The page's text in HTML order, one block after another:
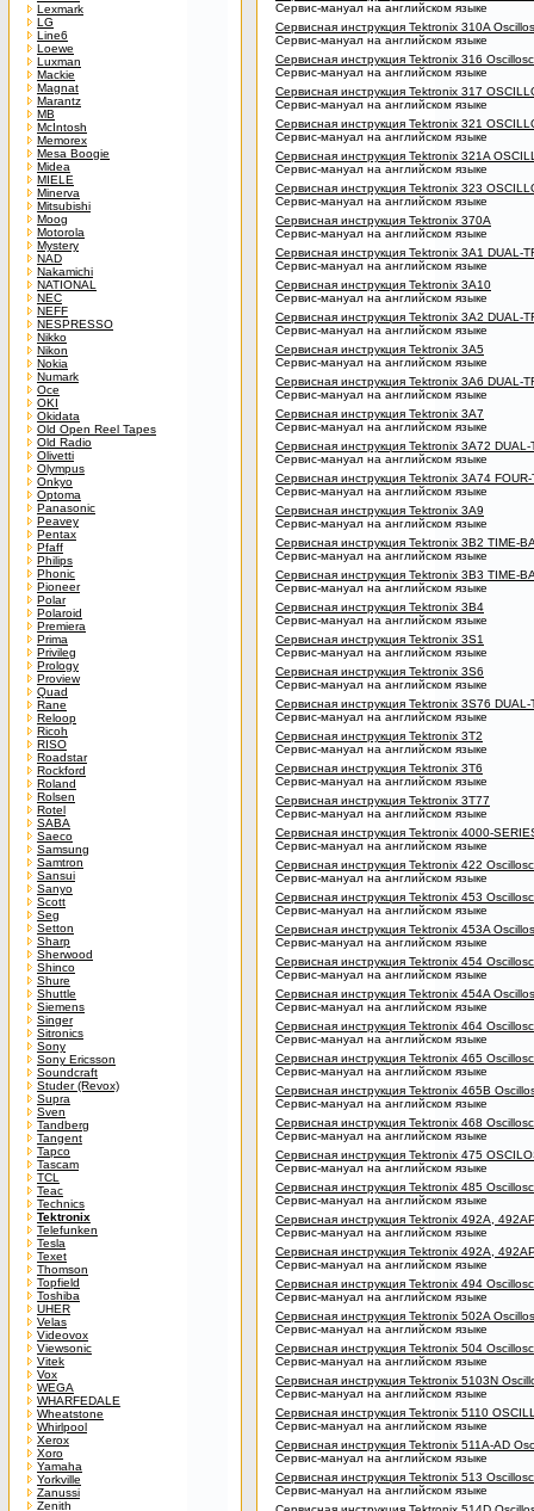
Lexmark
LG
Line6
Loewe
Luxman
Mackie
Magnat
Marantz
MB
McIntosh
Memorex
Mesa Boogie
Midea
MIELE
Minerva
Mitsubishi
Moog
Motorola
Mystery
NAD
Nakamichi
NATIONAL
NEC
NEFF
NESPRESSO
Nikko
Nikon
Nokia
Numark
Oce
OKI
Okidata
Old Open Reel Tapes
Old Radio
Olivetti
Olympus
Onkyo
Optoma
Panasonic
Peavey
Pentax
Pfaff
Philips
Phonic
Pioneer
Polar
Polaroid
Premiera
Prima
Privileg
Prology
Proview
Quad
Rane
Reloop
Ricoh
RISO
Roadstar
Rockford
Roland
Rolsen
Rotel
SABA
Saeco
Samsung
Samtron
Sansui
Sanyo
Scott
Seg
Setton
Sharp
Sherwood
Shinco
Shure
Shuttle
Siemens
Singer
Sitronics
Sony
Sony Ericsson
Soundcraft
Studer (Revox)
Supra
Sven
Tandberg
Tangent
Tapco
Tascam
TCL
Teac
Technics
Tektronix
Telefunken
Tesla
Texet
Thomson
Topfield
Toshiba
UHER
Velas
Videovox
Viewsonic
Vitek
Vox
WEGA
WHARFEDALE
Wheatstone
Whirlpool
Xerox
Xoro
Yamaha
Yorkville
Zanussi
Zenith
Сервис-мануал на английском языке
Сервисная инструкция Tektronix 310A
Сервис-мануал на английском языке
Сервисная инструкция Tektronix 316
Сервис-мануал на английском языке
Сервисная инструкция Tektronix 317
Сервис-мануал на английском языке
Сервисная инструкция Tektronix 321
Сервис-мануал на английском языке
Сервисная инструкция Tektronix 321A
Сервис-мануал на английском языке
Сервисная инструкция Tektronix 323
Сервис-мануал на английском языке
Сервисная инструкция Tektronix 370A
Сервис-мануал на английском языке
Сервисная инструкция Tektronix 3A1 DUAL-
Сервис-мануал на английском языке
Сервисная инструкция Tektronix 3A10
Сервис-мануал на английском языке
Сервисная инструкция Tektronix 3A2 DUAL-
Сервис-мануал на английском языке
Сервисная инструкция Tektronix 3A5
Сервис-мануал на английском языке
Сервисная инструкция Tektronix 3A6 DUAL-
Сервис-мануал на английском языке
Сервисная инструкция Tektronix 3A7
Сервис-мануал на английском языке
Сервисная инструкция Tektronix 3A72
Сервис-мануал на английском языке
Сервисная инструкция Tektronix 3A74 FOUR-
Сервис-мануал на английском языке
Сервисная инструкция Tektronix 3A9
Сервис-мануал на английском языке
Сервисная инструкция Tektronix 3B2 TIME-
Сервис-мануал на английском языке
Сервисная инструкция Tektronix 3B3 TIME-
Сервис-мануал на английском языке
Сервисная инструкция Tektronix 3B4
Сервис-мануал на английском языке
Сервисная инструкция Tektronix 3S1
Сервис-мануал на английском языке
Сервисная инструкция Tektronix 3S6
Сервис-мануал на английском языке
Сервисная инструкция Tektronix 3S76 DUAL-
Сервис-мануал на английском языке
Сервисная инструкция Tektronix 3T2
Сервис-мануал на английском языке
Сервисная инструкция Tektronix 3T6
Сервис-мануал на английском языке
Сервисная инструкция Tektronix 3T77
Сервис-мануал на английском языке
Сервисная инструкция Tektronix 4000-
Сервис-мануал на английском языке
Сервисная инструкция Tektronix 422
Сервис-мануал на английском языке
Сервисная инструкция Tektronix 453
Сервис-мануал на английском языке
Сервисная инструкция Tektronix 453A
Сервис-мануал на английском языке
Сервисная инструкция Tektronix 454
Сервис-мануал на английском языке
Сервисная инструкция Tektronix 454A
Сервис-мануал на английском языке
Сервисная инструкция Tektronix 464
Сервис-мануал на английском языке
Сервисная инструкция Tektronix 465
Сервис-мануал на английском языке
Сервисная инструкция Tektronix 465B
Сервис-мануал на английском языке
Сервисная инструкция Tektronix 468
Сервис-мануал на английском языке
Сервисная инструкция Tektronix 475
Сервис-мануал на английском языке
Сервисная инструкция Tektronix 485
Сервис-мануал на английском языке
Сервисная инструкция Tektronix 492A,
Сервис-мануал на английском языке
Сервисная инструкция Tektronix 492A,
Сервис-мануал на английском языке
Сервисная инструкция Tektronix 494
Сервис-мануал на английском языке
Сервисная инструкция Tektronix 502A
Сервис-мануал на английском языке
Сервисная инструкция Tektronix 504
Сервис-мануал на английском языке
Сервисная инструкция Tektronix 5103N
Сервис-мануал на английском языке
Сервисная инструкция Tektronix 5110
Сервис-мануал на английском языке
Сервисная инструкция Tektronix 511A-AD
Сервис-мануал на английском языке
Сервисная инструкция Tektronix 513
Сервис-мануал на английском языке